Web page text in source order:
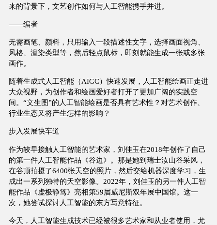
来的背景下，文艺创作如何与人工智能携手并进。
——编者
无需画笔、颜料，只用输入一段描述性文字，选择画面视角、
风格、渲染类型等，然后轻点鼠标，即刻就能生成一张或多张
画作。
随着生成式人工智能（AIGC）快速发展，人工智能绘画正走进
大众视野，为创作者和绘画爱好者打开了更加广阔的实践空
间。“文生图”的人工智能绘画是否具有艺术性？对艺术创作、
行业生态又将产生怎样的影响？
步入发展快车道
作为较早接触人工智能的艺术家，刘佳玉在2018年创作了自己
的第一件人工智能作品《谷边》。那是她到瑞士汝山谷采风，
在谷顶拍摄了6400张天空的照片，然后交给机器深度学习，生
成出一系列独特的天空影像。2022年，刘佳玉的另一件人工智
能作品《虚极静笃》亮相第59届威尼斯双年展中国馆。这一
次，她尝试探讨人工智能的东方写意特征。
今天，人工智能生成技术已经被很多艺术家和从业者使用，尤